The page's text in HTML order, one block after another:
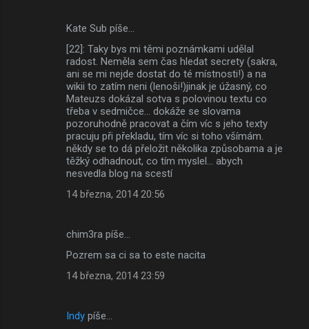
Kate Sub píše…
[22]: Taky bys mi těmi poznámkami udělal
radost. Neměla sem čas hledat secrety (sakra,
ani se mi nejde dostat do té místnosti!) a na
wikii to zatím neni (lenoši!)jinak je úžasný, co
Mateuzs dokázal sotva s polovinou textu co
třeba v sedmičce... dokáže se slovama
pozoruhodně pracovat a čím víc s jeho texty
pracuju při překladu, tím víc si toho všímám.
někdy se to dá přeložit několika způsobama a je
těžký odhadnout, co tím myslel... abych
nesvedla blog na scestí
14 března, 2014 20:56
chim3ra píše…
Pozrem sa ci sa to este nacita
14 března, 2014 23:59
Indy píše…